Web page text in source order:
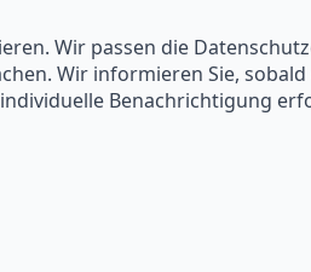
Wir passen die
Wir informieren Sie,
Benachrichtigung